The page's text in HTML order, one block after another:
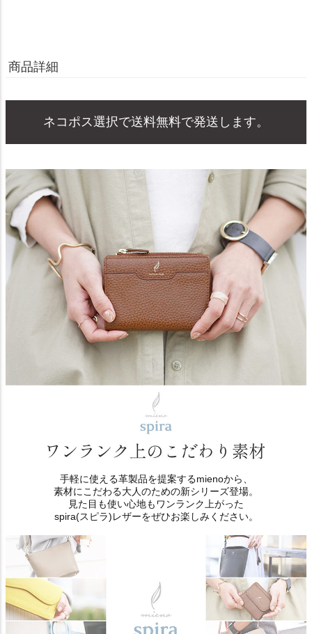
商品詳細
ネコポス選択で送料無料で発送します。
手軽に使える革製品を提案するmienoから、
素材にこだわる大人のための新シリーズ登場。
見た目も使い心地もワンランク上がった
spira(スピラ)レザーをぜひお楽しみください。